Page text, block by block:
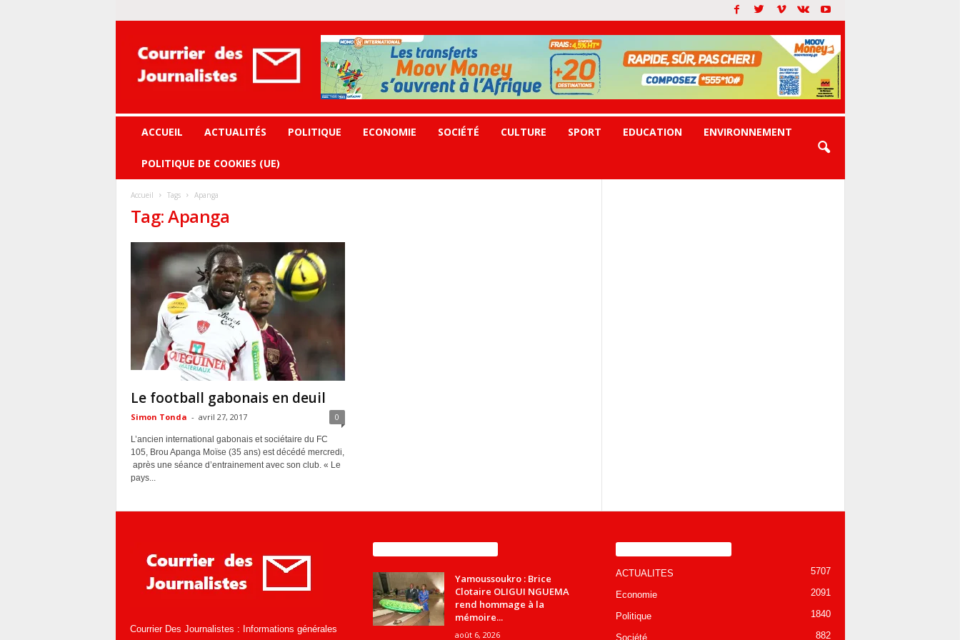
journalistes
ACCUEIL ACTUALITÉS POLITIQUE ECONOMIE SOCIÉTÉ CULTURE SPORT EDUCATION ENVIRONNEMENT
POLITIQUE DE COOKIES (UE)
Accueil Tags Apanga
Tag: Apanga
Le football gabonais en deuil
Simon Tonda - avril 27, 2017 0
L’ancien international gabonais et sociétaire du FC
105, Brou Apanga Moïse (35 ans) est décédé mercredi,
après une séance d’entrainement avec son club. « Le
pays...
Courrier Des Journalistes : Informations générales
Yamoussoukro : Brice
Clotaire OLIGUI NGUEMA
rend hommage à la
mémoire...
août 6, 2026
ACTUALITES 5707
Economie 2091
Politique 1840
Société 882